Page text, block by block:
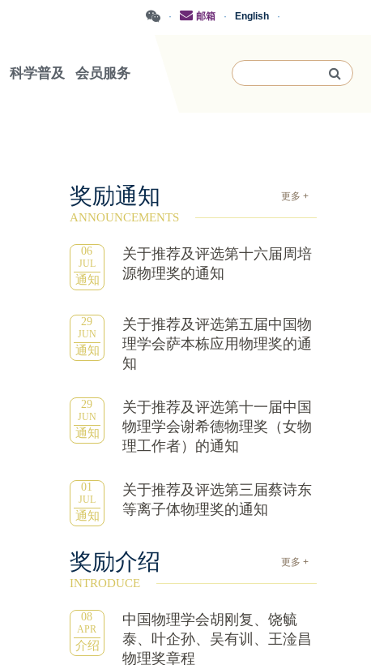
·
English
·
邮箱
·
科学普及 会员服务
奖励通知 更多 +
ANNOUNCEMENTS
06
JUL
通知
关于推荐及评选第十六届周培
源物理奖的通知
29
JUN
通知
关于推荐及评选第五届中国物
理学会萨本栋应用物理奖的通
知
29
JUN
通知
关于推荐及评选第十一届中国
物理学会谢希德物理奖（女物
理工作者）的通知
01
JUL
通知
关于推荐及评选第三届蔡诗东
等离子体物理奖的通知
奖励介绍 更多 +
INTRODUCE
08
APR
介绍
中国物理学会胡刚复、饶毓
泰、叶企孙、吴有训、王淦昌
物理奖章程